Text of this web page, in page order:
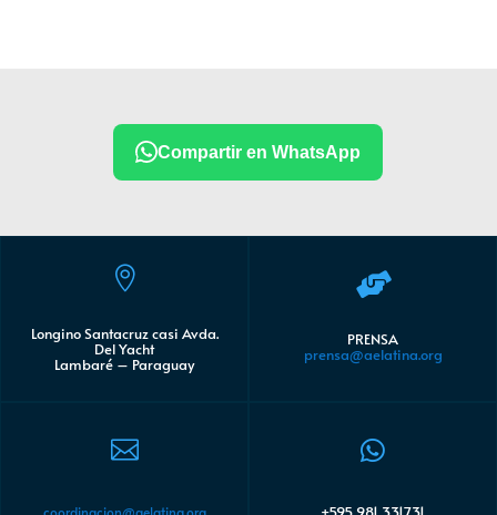
Compartir en WhatsApp

Longino Santacruz casi Avda.
Del Yacht
Lambaré – Paraguay

coordinacion@aelatina.org

PRENSA
prensa@aelatina.org
